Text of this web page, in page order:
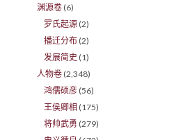
渊源卷 (6)
罗氏起源 (2)
播迁分布 (2)
发展简史 (1)
人物卷 (2,348)
鸿儒硕彦 (56)
王侯卿相 (175)
将帅武勇 (279)